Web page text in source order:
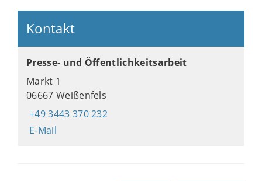
Kontakt
Presse- und Öffentlichkeitsarbeit
Markt 1
06667 Weißenfels
+49 3443 370 232
E-Mail